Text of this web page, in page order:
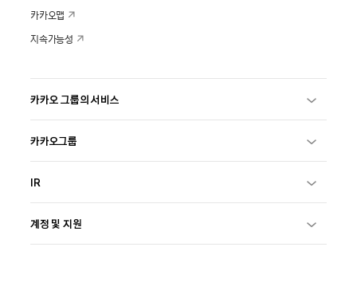
카카오맵
지속가능성
카카오 그룹의 서비스
카카오그룹
IR
계정 및 지원